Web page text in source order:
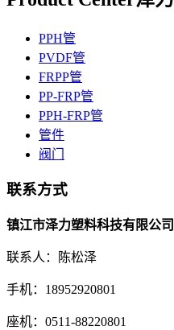
PPH管
PVDF管
FRPP管
PP-FRP管
PPH-FRP管
管件
阀门
联系方式
镇江市泽力塑料科技有限公司
联系人：陈松泽
手机：18952920801
座机：0511-88220801